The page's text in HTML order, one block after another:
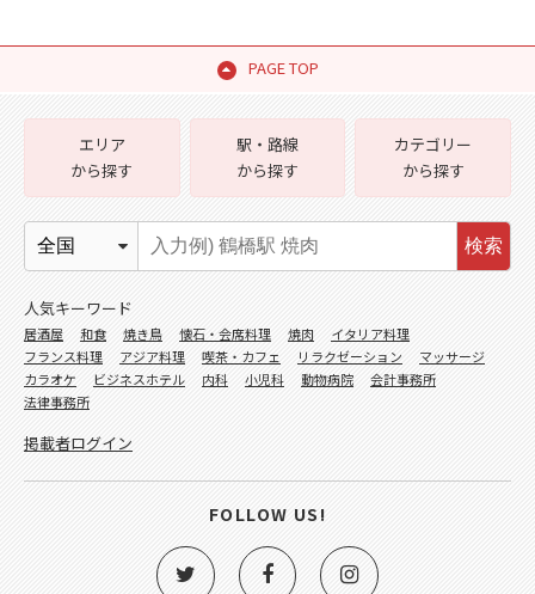
PAGE TOP
エリア
から探す
駅・路線
から探す
カテゴリー
から探す
検索
人気キーワード
居酒屋 和食 焼き鳥 懐石・会席料理 焼肉
イタリア料理
フランス料理
アジア料理 喫茶・カフェ リラクゼーション
マッサージ
カラオケ
ビジネスホテル 内科 小児科 動物病院
会計事務所
法律事務所
掲載者ログイン
FOLLOW US!